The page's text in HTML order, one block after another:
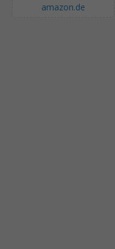
amazon.de